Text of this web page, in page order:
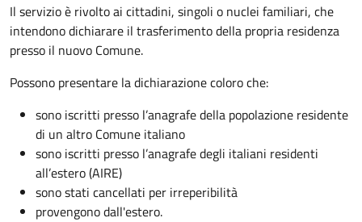
Il servizio è rivolto ai cittadini, singoli o nuclei familiari, che
intendono dichiarare il trasferimento della propria residenza
presso il nuovo Comune.
Possono presentare la dichiarazione coloroche:
sono iscritti presso l’anagrafe della popolazione residente
di un altro Comune italiano
sono iscritti presso l’anagrafe degli italiani residenti
all’estero (AIRE)
sono stati cancellati per irreperibilità
provengono dall'estero.